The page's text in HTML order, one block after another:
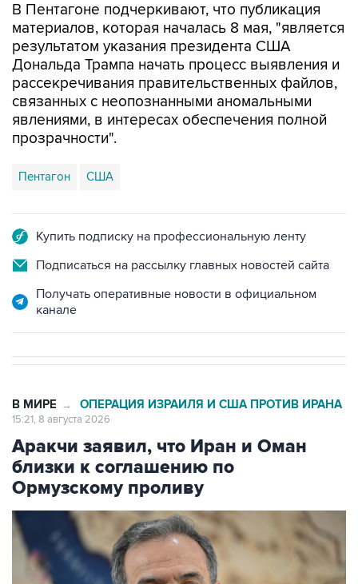
В Пентагоне подчеркивают, что публикация
материалов, которая началась 8 мая, "является
результатом указания президента США
Дональда Трампа начать процесс выявления и
рассекречивания правительственных файлов,
связанных с неопознанными аномальными
явлениями, в интересах обеспечения полной
прозрачности".
Пентагон США
Купить подписку на профессиональную ленту
Подписаться на рассылку главных новостей сайта
Получать оперативные новости в официальном
канале
В МИРЕ → ОПЕРАЦИЯ ИЗРАИЛЯ И США ПРОТИВ ИРАНА
15:21, 8 августа 2026
Аракчи заявил, что Иран и Оман
близки к соглашению по
Ормузскому проливу